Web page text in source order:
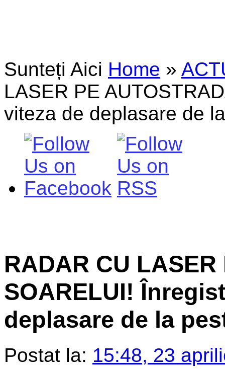
Sunteți Aici Home »
LASER PE
viteza de deplasare de
RADAR CU
SOARELUI!
deplasare de la
Postat la: 15:48, 23